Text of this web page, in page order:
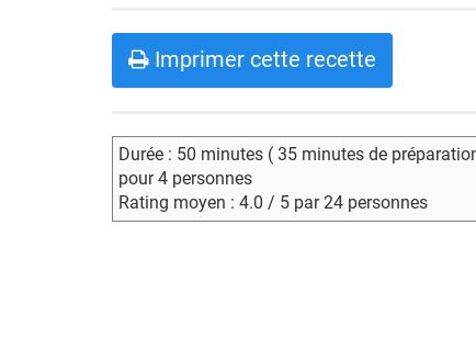
Imprimer cette recette
Durée : 50 minutes ( 35 minutes de
pour 4 personnes
Rating moyen : 4.0 / 5 par 24 personnes